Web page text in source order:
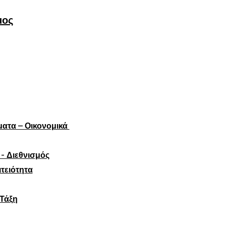
– Οικονομικά
Διεθνισμός